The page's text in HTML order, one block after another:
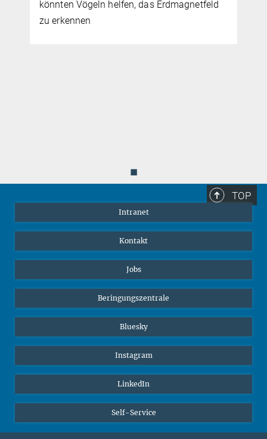
könnten Vögeln helfen, das Erdmagnetfeld
zu erkennen
◼
TOP
Intranet
Kontakt
Jobs
Beringungszentrale
Bluesky
Instagram
LinkedIn
Self-Service